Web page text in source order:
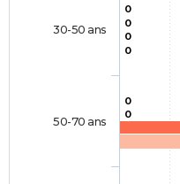
0
0
0
0
0
0
30-50 ans
50-70 ans